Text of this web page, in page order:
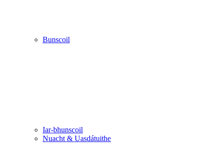
Bunscoil
Iar-bhunscoil
Nuacht & Uasdátuithe